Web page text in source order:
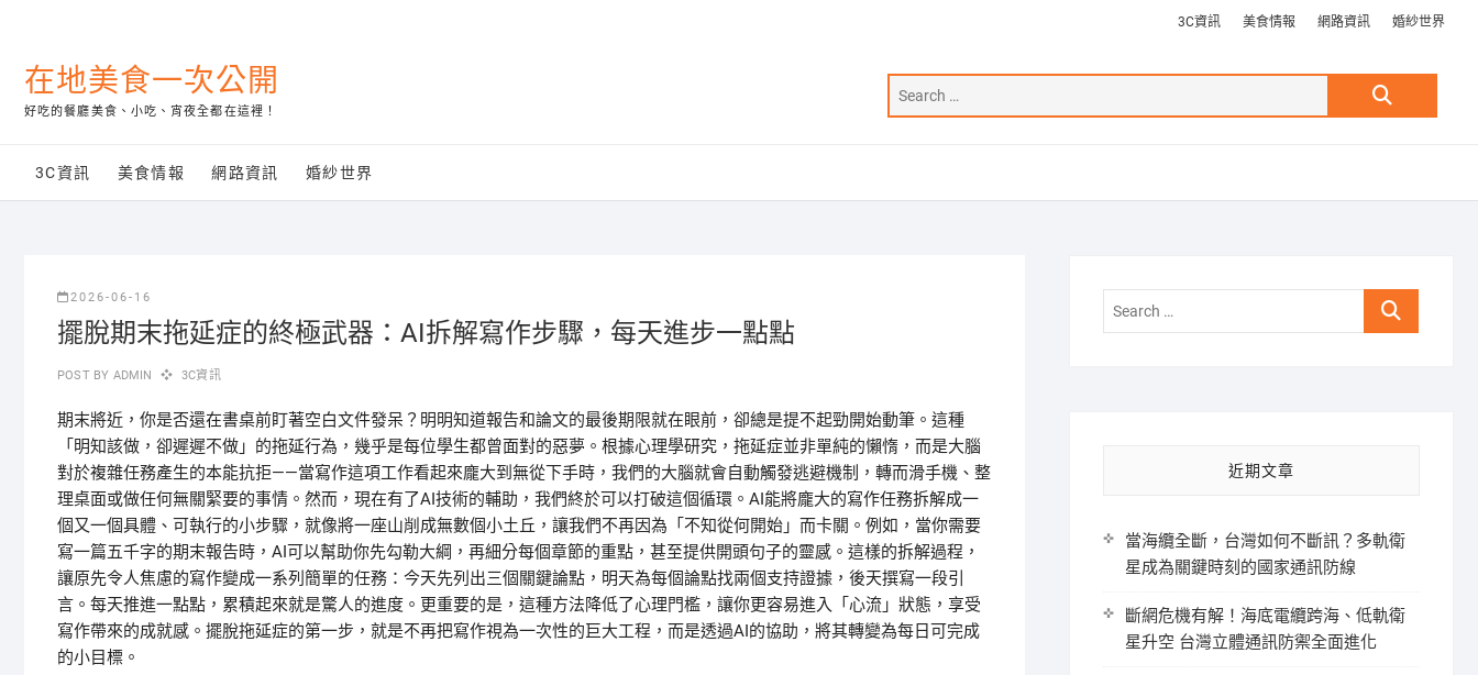
content
3C資訊 美食情報 網路資訊 婚紗世界
在地美食一次公開
好吃的餐廳美食、小吃、宵夜全都在這裡！
Search
3C資訊 美食情報 網路資訊 婚紗世界
2026-06-16
擺脫期末拖延症的終極武器：AI拆解寫作步驟，每天進步一點點
POST BY ADMIN 3C資訊
期末將近，你是否還在書桌前盯著空白文件發呆？明明知道報告和論文的最後期限就在眼前，卻總是提不起勁開始動筆。這種
「明知該做，卻遲遲不做」的拖延行為，幾乎是每位學生都曾面對的惡夢。根據心理學研究，拖延症並非單純的懶惰，而是大腦
對於複雜任務產生的本能抗拒——當寫作這項工作看起來龐大到無從下手時，我們的大腦就會自動觸發逃避機制，轉而滑手機、整
理桌面或做任何無關緊要的事情。然而，現在有了AI技術的輔助，我們終於可以打破這個循環。AI能將龐大的寫作任務拆解成一
個又一個具體、可執行的小步驟，就像將一座山削成無數個小土丘，讓我們不再因為「不知從何開始」而卡關。例如，當你需要
寫一篇五千字的期末報告時，AI可以幫助你先勾勒大綱，再細分每個章節的重點，甚至提供開頭句子的靈感。這樣的拆解過程，
讓原先令人焦慮的寫作變成一系列簡單的任務：今天先列出三個關鍵論點，明天為每個論點找兩個支持證據，後天撰寫一段引
言。每天推進一點點，累積起來就是驚人的進度。更重要的是，這種方法降低了心理門檻，讓你更容易進入「心流」狀態，享受
寫作帶來的成就感。擺脫拖延症的第一步，就是不再把寫作視為一次性的巨大工程，而是透過AI的協助，將其轉變為每日可完成
的小目標。
Search
近期文章
當海纜全斷，台灣如何不斷訊？多軌衛
星成為關鍵時刻的國家通訊防線
斷網危機有解！海底電纜跨海、低軌衛
星升空 台灣立體通訊防禦全面進化